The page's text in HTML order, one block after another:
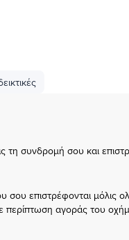
τη συνδρομή σου και
επιστρέφονται μόλις
περίπτωση αγοράς του